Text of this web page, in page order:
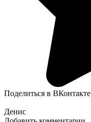
Поделиться в ВКонтакте
Денис